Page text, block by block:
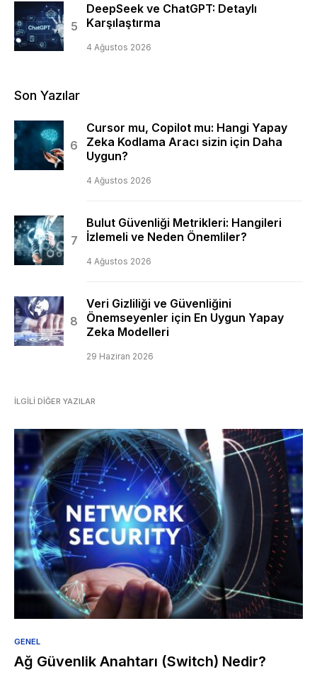
DeepSeek ve ChatGPT: Detaylı
Karşılaştırma
4 Ağustos 2026
Son Yazılar
Cursor mu, Copilot mu: Hangi Yapay
Zeka Kodlama Aracı sizin için Daha
Uygun?
4 Ağustos 2026
Bulut Güvenliği Metrikleri: Hangileri
İzlemeli ve Neden Önemliler?
4 Ağustos 2026
Veri Gizliliği ve Güvenliğini
Önemseyenler için En Uygun Yapay
Zeka Modelleri
29 Haziran 2026
İLGILI DIĞER YAZILAR
GENEL
Ağ Güvenlik Anahtarı (Switch) Nedir?